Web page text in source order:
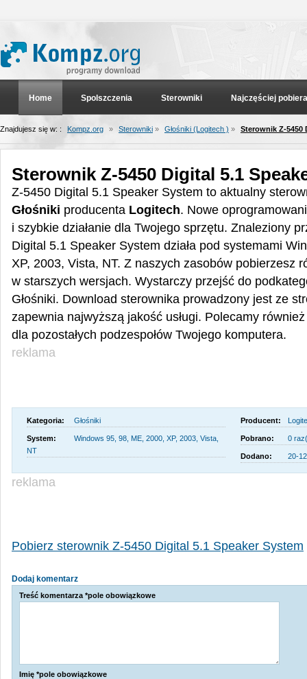
Home Spolszczenia Sterowniki Najczęściej
Znajdujesz się w: : Kompz.org » Sterowniki » Głośniki (Logitech ) » Sterownik Z-5450
Sterownik Z-5450 Digital 5.1
Z-5450 Digital 5.1 Speaker System to aktualny
Głośniki producenta Logitech. Nowe
i szybkie działanie dla Twojego sprzętu. Znaleziony
Digital 5.1 Speaker System działa pod systemami
XP, 2003, Vista, NT. Z naszych zasobów pobierzesz
w starszych wersjach. Wystarczy przejść do
Głośniki. Download sterownika prowadzony jest ze
zapewnia najwyższą jakość usługi. Polecamy
dla pozostałych podzespołów Twojego komputera.
reklama
Kategoria: Głośniki Producent:
System:
Windows 95, 98, ME, 2000, XP, 2003, Vista,
NT
Pobrano: 0
Dodano: 20-
reklama
Pobierz sterownik Z-5450 Digital 5.1 Speaker System
Dodaj komentarz
Treść komentarza *pole obowiązkowe
Imię *pole obowiązkowe